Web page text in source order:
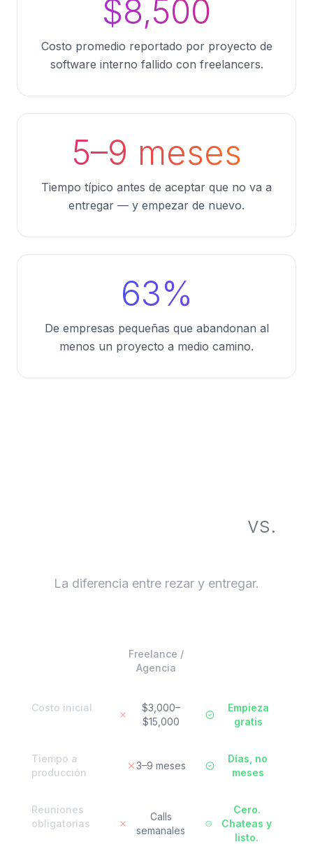
$8,500
Costo promedio reportado por proyecto de
software interno fallido con freelancers.
5–9 meses
Tiempo típico antes de aceptar que no va a
entregar — y empezar de nuevo.
63%
De empresas pequeñas que abandonan al
menos un proyecto a medio camino.
vs.
La diferencia entre rezar y entregar.
Freelance /
Agencia
Costo inicial
$3,000–
$15,000
Empieza
gratis
Tiempo a
producción
3–9 meses
Días, no
meses
Reuniones
obligatorias
Calls
semanales
Cero.
Chateas y
listo.